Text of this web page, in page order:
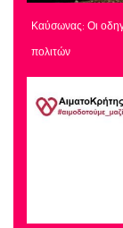
Καύσωνας: Οι
πολιτών